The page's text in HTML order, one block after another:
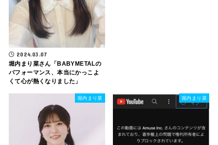
2024.03.07
堀内まり菜さん「BABYMETALの
パフォーマンス、本当にかっこよ
くて心が熱くなりました」
堀内まり菜 堀内まり菜